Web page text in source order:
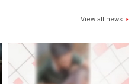
View all news